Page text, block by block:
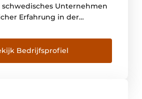
Unternehmen
Erfahrung in der
Trennsysteme in Industrie,
bietet ein
für
Lager und
Hauptsitz von Axelent
Bedrijfsprofiel